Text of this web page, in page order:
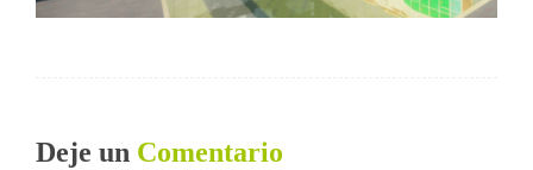
Deje un Comentario